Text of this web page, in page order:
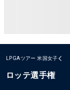
LPGAツアー 米国女子
ロッテ選手権